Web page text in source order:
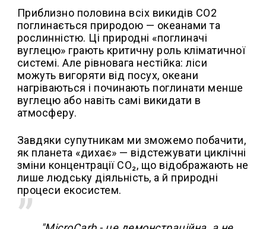
Приблизно половина всіх викидів CO2
поглинається природою — океанами та
рослинністю. Ці природні «поглиначі
вуглецю» грають критичну роль кліматичної
системі. Але рівновага нестійка: ліси
можуть вигоряти від посух, океани
нагріваються і починають поглинати менше
вуглецю або навіть самі викидати в
атмосферу.
Завдяки супутникам ми зможемо побачити,
як планета «дихає» — відстежувати циклічні
зміни концентрації CO₂, що відображають не
лише людську діяльність, а й природні
процеси екосистем.